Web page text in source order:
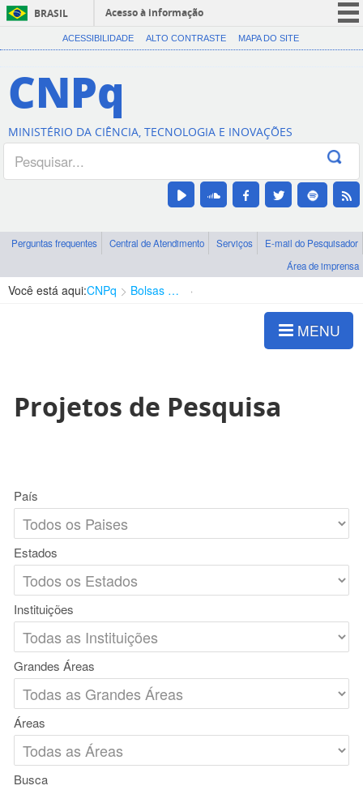
BRASIL
Acesso à informação
CORONAVÍRUS (COVID-19)
Canais
ACESSIBILIDADE ALTO CONTRASTE MAPA DO SITE
CNPq
MINISTÉRIO DA CIÊNCIA, TECNOLOGIA E INOVAÇÕES
Perguntas frequentes Central de Atendimento Serviços
E-mail do Pesquisador
Área de imprensa
Você está aqui:CNPq Bolsas e Auxílios Vigentes
MENU
Projetos de Pesquisa
País
Estados
Instituições
Grandes Áreas
Áreas
Busca